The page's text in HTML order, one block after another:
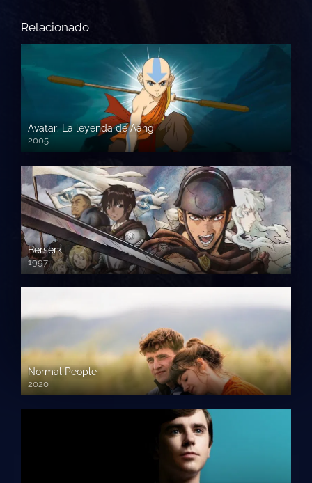
Relacionado
Avatar: La leyenda de Aang
2005
Berserk
1997
Normal People
2020